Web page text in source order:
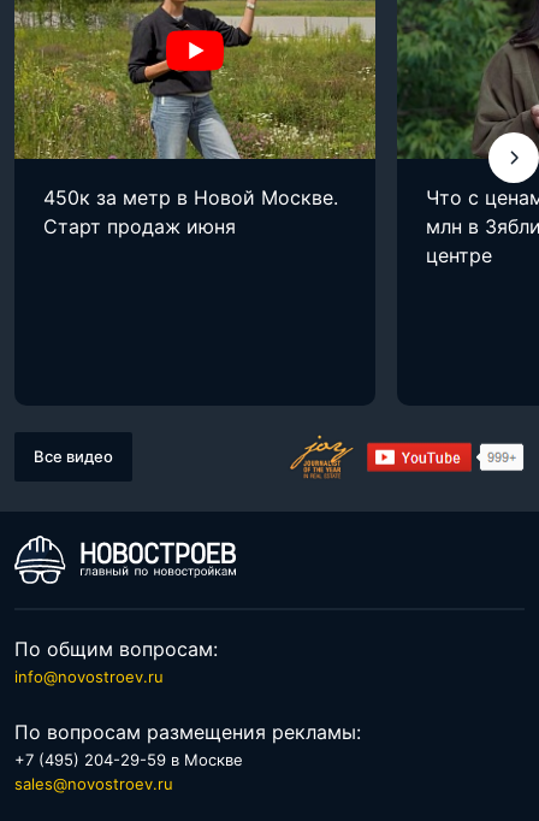
450к за метр в Новой Москве.
Старт продаж июня
Что с
млн в
центре
Все видео
По общим вопросам:
info@novostroev.ru
По вопросам размещения рекламы:
+7 (495) 204-29-59 в Москве
sales@novostroev.ru